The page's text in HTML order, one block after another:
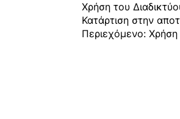
Χρήση του
Κατάρτιση στην
Περιεχόμενο: